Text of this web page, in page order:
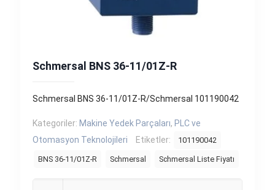
Schmersal BNS 36-11/01Z-R
Schmersal BNS 36-11/01Z-R/Schmersal 101190042
Kategoriler: Makine Yedek Parçaları, PLC ve
Otomasyon Teknolojileri
Etiketler: 101190042
BNS 36-11/01Z-R Schmersal Schmersal Liste Fiyatı